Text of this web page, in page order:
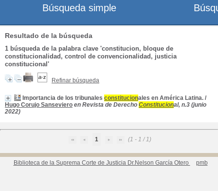
Resultado de la búsqueda
1 búsqueda de la palabra clave 'constitucion, bloque de
constitucionalidad, control de convencionalidad, justicia
constitucional'
Refinar búsqueda
Importancia de los tribunales constitucionales en América Latina. /
Hugo Corujo Sanseviero en Revista de Derecho Constitucional, n.3 (junio
2022)
1 (1 - 1 / 1)
Biblioteca de la Suprema Corte de Justicia Dr.Nelson García Otero pmb
Búsqueda simple